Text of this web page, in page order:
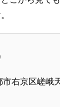
市右京区嵯峨